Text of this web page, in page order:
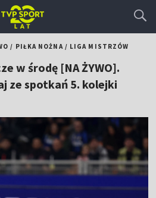
/ PIŁKA NOŻNA/ LIGA MISTRZÓW
w środę [NA ŻYWO].
ze spotkań 5. kolejki